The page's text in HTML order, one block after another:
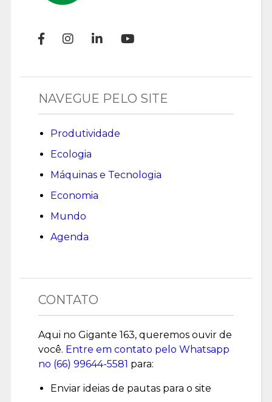
NAVEGUE PELO SITE
Produtividade
Ecologia
Máquinas e Tecnologia
Economia
Mundo
Agenda
CONTATO
Aqui no Gigante 163, queremos ouvir de
você. Entre em contato pelo Whatsapp
no (66) 99644-5581 para:
Enviar ideias de pautas para o site